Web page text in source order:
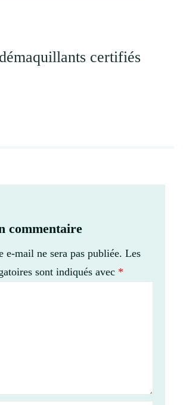
certifiés
commentaire
e-mail ne sera pas publiée. Les
sont indiqués avec *